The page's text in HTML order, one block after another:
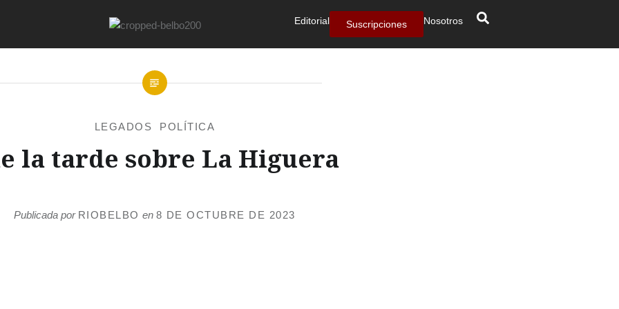
Editorial Suscripciones Nosotros
LEGADOS POLÍTICA
la tarde sobre La Higuera
Publicada por RIOBELBO en 8 DE OCTUBRE DE 2023